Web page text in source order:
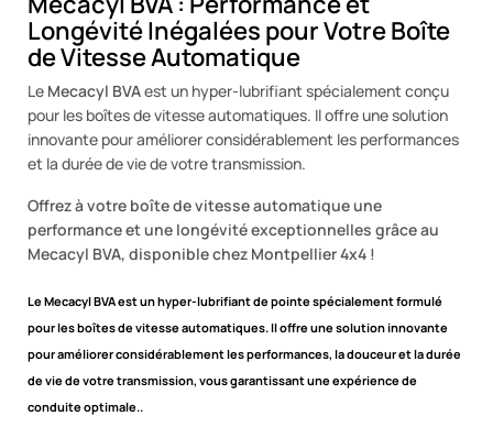
Longévité Inégalées pour Votre Boîte
de Vitesse Automatique
Le Mecacyl BVAest un hyper-lubrifiant spécialement conçu
pour les boîtes de vitesse automatiques. Il offre une solution
innovante pour améliorer considérablement les performances
et la durée de vie de votre transmission.
Offrez à votre boîte de vitesse automatique une
performance et une longévité exceptionnelles grâce au
Mecacyl BVA, disponible chez Montpellier 4x4 !
Le Mecacyl BVA est un hyper-lubrifiant de pointe spécialement formulé
pour les boîtes de vitesse automatiques. Il offre une solution innovante
pour améliorer considérablement les performances, la douceur et la durée
de vie de votre transmission, vous garantissant une expérience de
conduite optimale..